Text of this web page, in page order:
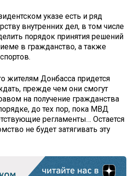
указе есть и ряд
внутренних дел, в том числе
порядок принятия решений
в гражданство, а также
жителям Донбасса придется
прежде чем они смогут
на получение гражданства
до тех пор, пока МВД
регламенты… Остается
не будет затягивать эту